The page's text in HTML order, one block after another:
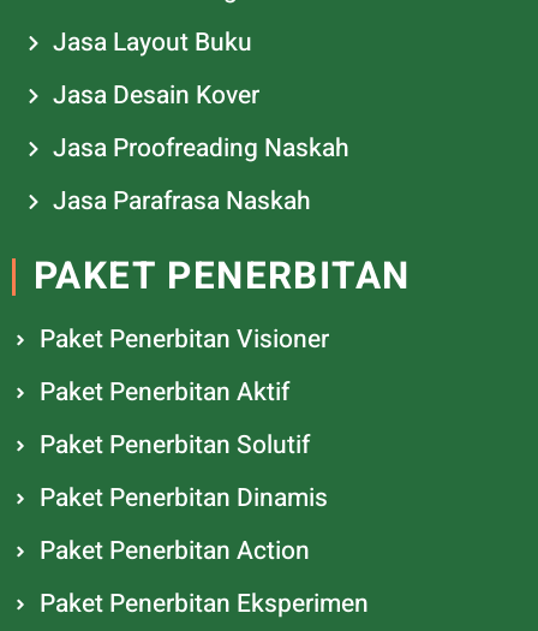
Jasa Layout Buku
Jasa Desain Kover
Jasa Proofreading Naskah
Jasa Parafrasa Naskah
PAKET PENERBITAN
Paket Penerbitan Visioner
Paket Penerbitan Aktif
Paket Penerbitan Solutif
Paket Penerbitan Dinamis
Paket Penerbitan Action
Paket Penerbitan Eksperimen